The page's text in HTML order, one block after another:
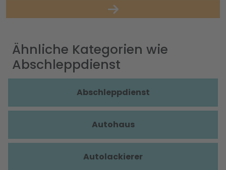
Ähnliche Kategorien wie
Abschleppdienst
Abschleppdienst
Autohaus
Autolackierer